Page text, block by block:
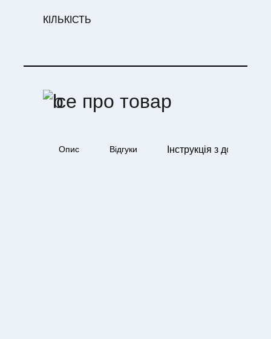
КІЛЬКІСТЬ
се про товар
Опис Відгуки Інструкція з догляду